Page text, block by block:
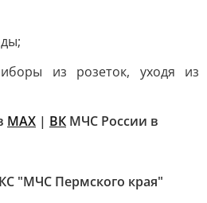
из розеток, уходя из
МАХ | ВК МЧС России в
"МЧС Пермского края"